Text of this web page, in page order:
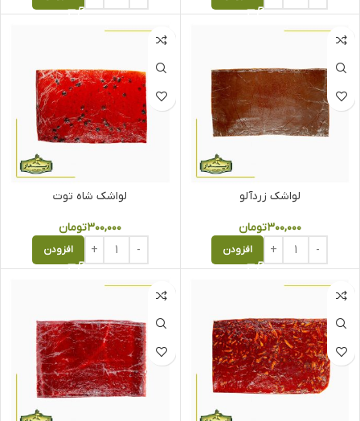
لواشک زردآلو
۳۰۰,۰۰۰تومان
افزودن
لواشک شاه توت
۳۰۰,۰۰۰تومان
افزودن